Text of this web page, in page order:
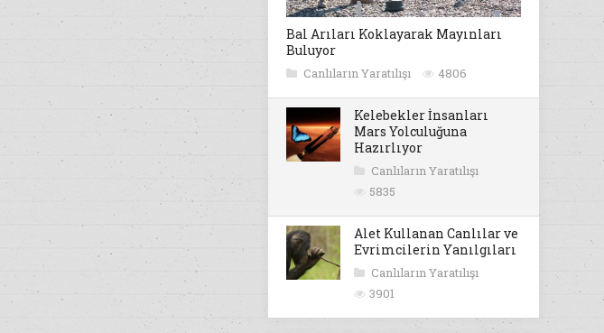
Bal Arıları Koklayarak Mayınları
Buluyor
Canlıların Yaratılışı 4806
Kelebekler İnsanları
Mars Yolculuğuna
Hazırlıyor
Canlıların Yaratılışı
5835
Alet Kullanan Canlılar ve
Evrimcilerin Yanılgıları
Canlıların Yaratılışı
3901